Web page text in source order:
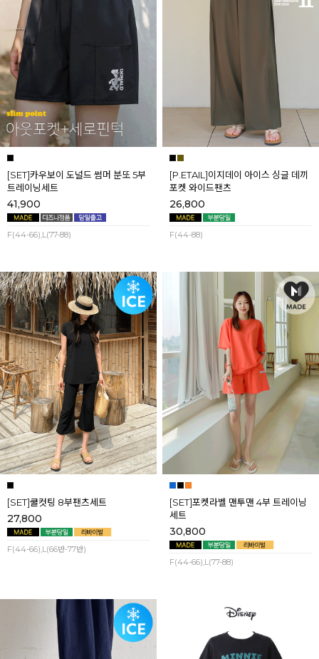
[SET]카우보이 도널드 썸머 분또 5부
트레이닝세트
41,900
F(44-66),L(77-88)
[P.ETAIL]이지데이 아이스 싱글 데끼
포켓 와이드팬츠
26,800
F(44-88)
[SET]쿨컷팅 8부팬츠세트
27,800
F(44-66),L(66반-77반)
[SET]포켓라벨 맨투맨 4부 트레이닝
세트
30,800
F(44-66),L(77-88)